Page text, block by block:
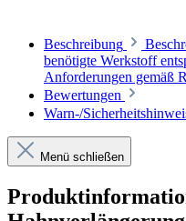
Beschreibung
benötigte Werkstoff
Anforderungen
Bewertungen
Warn-/
Menü schließen